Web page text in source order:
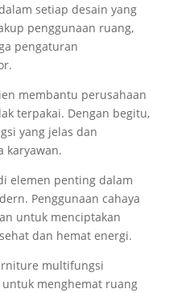
setiap desain yang
penggunaan ruang,
pengaturan
membantu perusahaan
terpakai. Dengan begitu,
yang jelas dan
karyawan.
elemen penting dalam
Penggunaan cahaya
untuk menciptakan
dan hemat energi.
multifungsi
menghemat ruang